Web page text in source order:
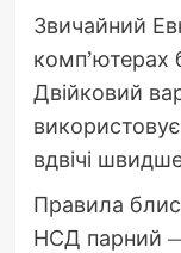
Звичайний
комп’ютерах
Двійковий
вдвічі
Правила
НСД парний —